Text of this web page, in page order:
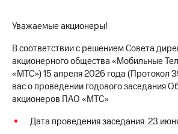
о технологиях
Достижения
Интервью
Финансовая
Уважаемые акционеры!
В соответствии с решением Совета
акционерного общества «Мобильные
«МТС») 15 апреля 2026 года (Протокол
вас о проведении годового заседания
акционеров ПАО «МТС»
Дата проведения заседания: 23